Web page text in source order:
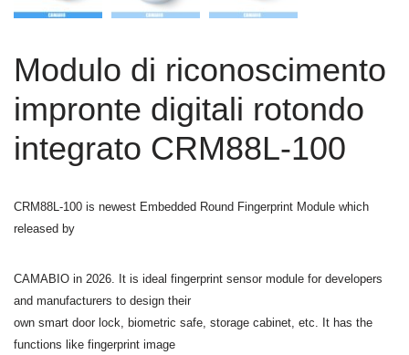
Modulo di riconoscimento
impronte digitali rotondo
integrato CRM88L-100
CRM88L-100 is newest Embedded Round Fingerprint Module which
released by
CAMABIO in 2026. It is ideal fingerprint sensor module for developers
and manufacturers to design their
own smart door lock, biometric safe, storage cabinet, etc. It has the
functions like fingerprint image